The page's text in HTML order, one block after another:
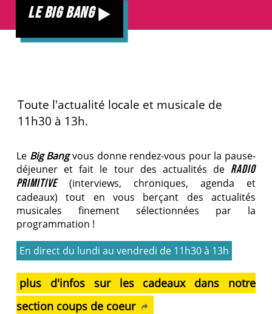
le big bang
Toute l'actualité locale et musicale de
11h30 à 13h.
Le Big Bangvous donne rendez-vous pour la pause-
déjeuner et fait le tour des actualités de RADIO
PRIMITIVE(interviews, chroniques, agenda et
cadeaux) tout en vous berçant des actualités
musicales finement sélectionnées par la
programmation !
En direct du lundi au vendredi de 11h30 à 13h
plus d'infos sur les cadeaux dans notre
section coups de coeur